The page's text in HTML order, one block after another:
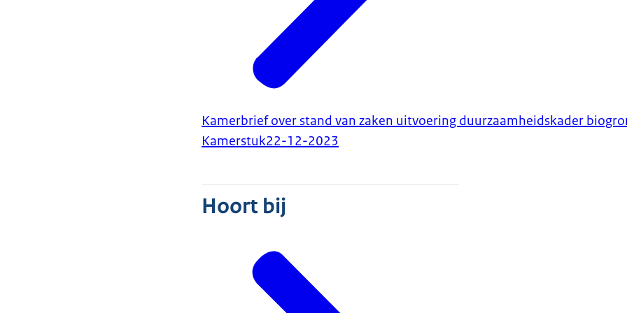
Kamerbrief over stand van zaken uitvoering duurzaamheidskader
Kamerstuk22-12-2023
Hoort bij